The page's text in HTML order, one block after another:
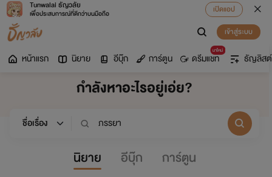
Tunwalai ธัญวลัย
เพื่อประสบการณ์ที่ดีกว่าบนมือถือ
เปิดแอป
เข้าสู่ระบบ
หน้าแรก นิยาย อีบุ๊ก การ์ตูน
มาใหม่
ดรีมแชท ธัญลิสต์
กำลังหาอะไรอยู่เอ่ย?
นิยาย อีบุ๊ก การ์ตูน